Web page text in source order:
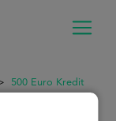
500 Euro Kredit